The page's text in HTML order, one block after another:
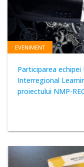
EVENIMENT
Participarea echipei
Interregional
proiectului NMP-